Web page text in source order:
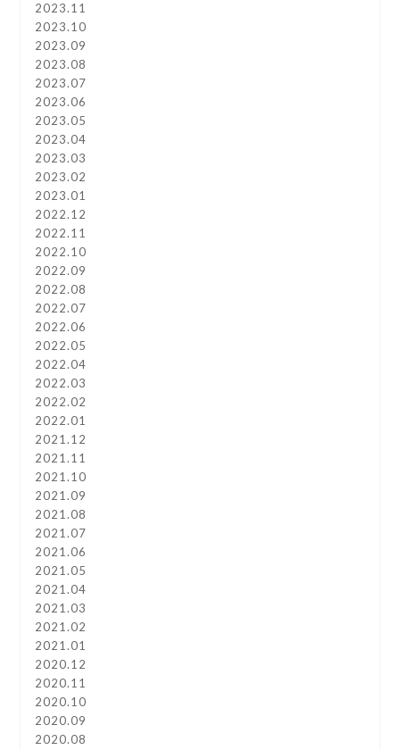
2023.11
2023.10
2023.09
2023.08
2023.07
2023.06
2023.05
2023.04
2023.03
2023.02
2023.01
2022.12
2022.11
2022.10
2022.09
2022.08
2022.07
2022.06
2022.05
2022.04
2022.03
2022.02
2022.01
2021.12
2021.11
2021.10
2021.09
2021.08
2021.07
2021.06
2021.05
2021.04
2021.03
2021.02
2021.01
2020.12
2020.11
2020.10
2020.09
2020.08